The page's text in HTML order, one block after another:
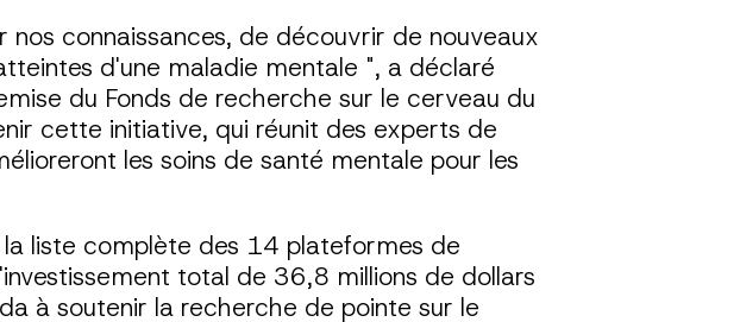
connaissances, de découvrir de nouveaux
d'une maladie mentale ", a déclaré
du Fonds de recherche sur le cerveau du
cette initiative, qui réunit des experts de
les soins de santé mentale pour les
la liste complète des 14 plateformes de
total de 36,8 millions de dollars
à soutenir la recherche de pointe sur le